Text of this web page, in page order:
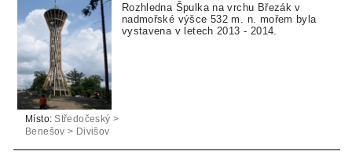
Rozhledna Špulka na vrchu Březák v
nadmořské výšce 532 m. n. mořem byla
vystavena v letech 2013 - 2014.
Místo: Středočeský >
Benešov > Divišov